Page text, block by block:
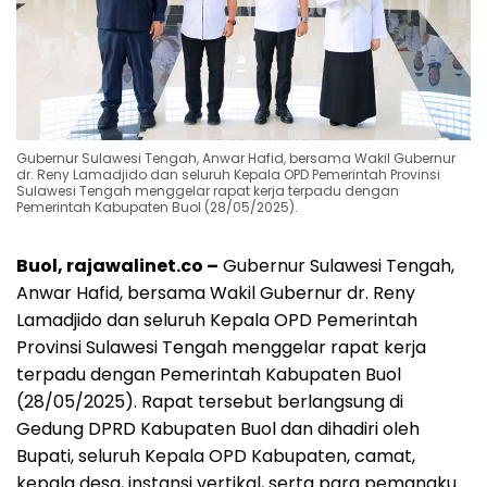
Gubernur Sulawesi Tengah, Anwar Hafid, bersama Wakil Gubernur
dr. Reny Lamadjido dan seluruh Kepala OPD Pemerintah Provinsi
Sulawesi Tengah menggelar rapat kerja terpadu dengan
Pemerintah Kabupaten Buol (28/05/2025).
Buol, rajawalinet.co – Gubernur Sulawesi Tengah,
Anwar Hafid, bersama Wakil Gubernur dr. Reny
Lamadjido dan seluruh Kepala OPD Pemerintah
Provinsi Sulawesi Tengah menggelar rapat kerja
terpadu dengan Pemerintah Kabupaten Buol
(28/05/2025). Rapat tersebut berlangsung di
Gedung DPRD Kabupaten Buol dan dihadiri oleh
Bupati, seluruh Kepala OPD Kabupaten, camat,